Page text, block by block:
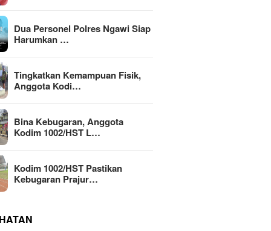
Dua Personel Polres Ngawi Siap
Harumkan …
Tingkatkan Kemampuan Fisik,
Anggota Kodi…
Bina Kebugaran, Anggota
Kodim 1002/HST L…
Kodim 1002/HST Pastikan
Kebugaran Prajur…